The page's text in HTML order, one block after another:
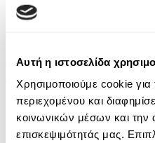
Αυτή η ιστοσελίδα
Χρησιμοποιούμε cookie για
περιεχομένου και
κοινωνικών μέσων και την
επισκεψιμότητάς μας.
Stephen R. Covey
16.90€